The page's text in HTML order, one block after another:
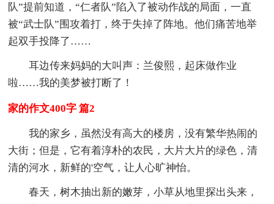
队”提前知道，“仁者队”陷入了被动作战的局面，一直
被“武士队”围攻着打，终于失掉了阵地。他们痛苦地举
起双手投降了……
耳边传来妈妈的大叫声：兰俊熙，起床做作业
啦……我的美梦被打断了！
家的作文400字 篇2
我的家乡，虽然没有高大的楼房，没有繁华热闹的
大街；但是，它有着淳朴的农民，大片大片的绿色，清
清的河水，新鲜的'空气，让人心旷神怡。
春天，树木抽出新的嫩芽，小草从地里探出头来，